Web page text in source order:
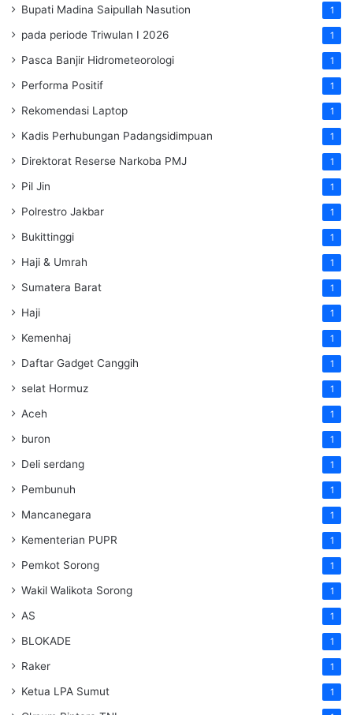
Bupati Madina Saipullah Nasution 1
pada periode Triwulan I 2026 1
Pasca Banjir Hidrometeorologi 1
Performa Positif 1
Rekomendasi Laptop 1
Kadis Perhubungan Padangsidimpuan 1
Direktorat Reserse Narkoba PMJ 1
Pil Jin 1
Polrestro Jakbar 1
Bukittinggi 1
Haji & Umrah 1
Sumatera Barat 1
Haji 1
Kemenhaj 1
Daftar Gadget Canggih 1
selat Hormuz 1
Aceh 1
buron 1
Deli serdang 1
Pembunuh 1
Mancanegara 1
Kementerian PUPR 1
Pemkot Sorong 1
Wakil Walikota Sorong 1
AS 1
BLOKADE 1
Raker 1
Ketua LPA Sumut 1